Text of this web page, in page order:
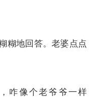
糊地回答。老婆点点
咋像个老爷爷一样